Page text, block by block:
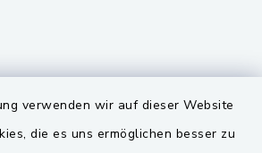
verwenden wir auf dieser Website
die es uns ermöglichen besser zu